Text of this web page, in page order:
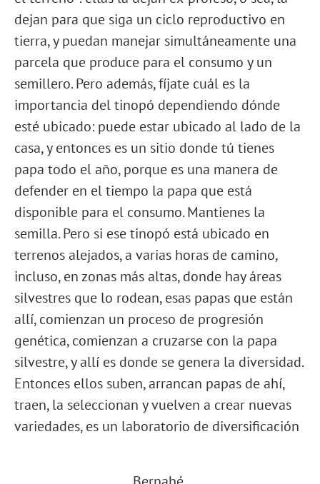
dejan para que siga un ciclo reproductivo en
tierra, y puedan manejar simultáneamente una
parcela que produce para el consumo y un
semillero. Pero además, fíjate cuál es la
importancia del tinopó dependiendo dónde
esté ubicado: puede estar ubicado al lado de la
casa, y entonces es un sitio donde tú tienes
papa todo el año, porque es una manera de
defender en el tiempo la papa que está
disponible para el consumo. Mantienes la
semilla. Pero si ese tinopó está ubicado en
terrenos alejados, a varias horas de camino,
incluso, en zonas más altas, donde hay áreas
silvestres que lo rodean, esas papas que están
allí, comienzan un proceso de progresión
genética, comienzan a cruzarse con la papa
silvestre, y allí es donde se genera la diversidad.
Entonces ellos suben, arrancan papas de ahí,
traen, la seleccionan y vuelven a crear nuevas
variedades, es un laboratorio de diversificación